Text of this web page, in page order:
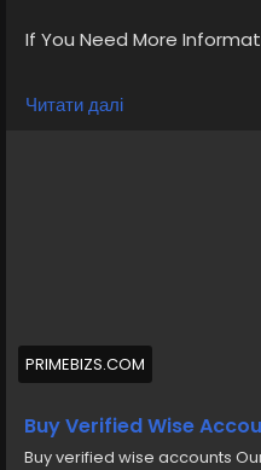
If You Need More
💠⫸Telegram: EkPrime
💠⫸Whatsapp: +1 (870)
Buy verified wise
verified, Phone number,
passport, Valid driver s
Читати далі
PRIMEBIZS.COM
Buy Verified Wise
Buy verified wise accounts